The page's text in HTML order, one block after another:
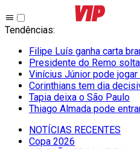
Tendências:
Filipe Luís ganha carta
Presidente do Remo
Vinícius Júnior pode jogar
Corinthians tem dia
Tapia deixa o São Paulo
Thiago Almada pode
NOTÍCIAS RECENTES
Copa 2026